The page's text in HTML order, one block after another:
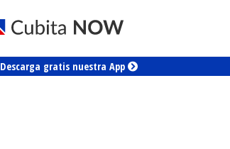
Descarga gratis nuestra App